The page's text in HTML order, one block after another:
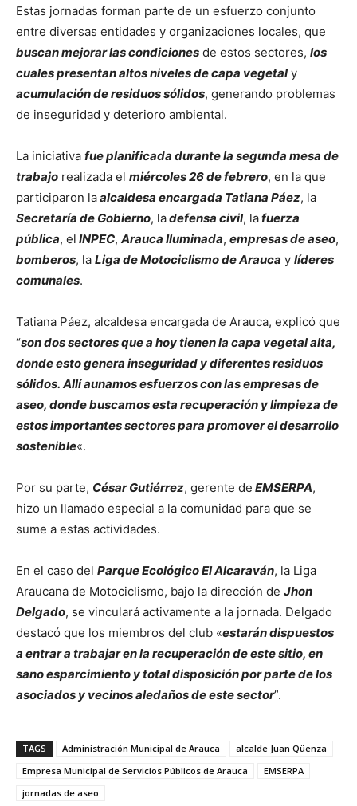
Estas jornadas forman parte de un esfuerzo conjunto
entre diversas entidades y organizaciones locales, que
buscan mejorar las condiciones de estos sectores, los
cuales presentan altos niveles de capa vegetaly
acumulación de residuos sólidos, generando problemas
de inseguridad y deterioro ambiental.
La iniciativa fue planificada durante la segunda mesa de
trabajo realizada el miércoles 26 de febrero, en la que
participaron laalcaldesa encargada Tatiana Páez, la
Secretaría de Gobierno, ladefensa civil, lafuerza
pública, el INPEC, Arauca Iluminada, empresas de aseo,
bomberos, la Liga de Motociclismo de Arauca y líderes
comunales.
Tatiana Páez, alcaldesa encargada de Arauca, explicó que
“son dos sectores que a hoy tienen la capa vegetal alta,
donde esto genera inseguridad y diferentes residuos
sólidos. Allí aunamos esfuerzos con las empresas de
aseo, donde buscamos esta recuperación y limpieza de
estos importantes sectores para promover el desarrollo
sostenible«.
Por su parte, César Gutiérrez, gerente de EMSERPA,
hizo un llamado especial a la comunidad para que se
sume a estas actividades.
En el caso del Parque Ecológico El Alcaraván, la Liga
Araucana de Motociclismo, bajo la dirección de Jhon
Delgado, se vinculará activamente a la jornada. Delgado
destacó que los miembros del club «estarán dispuestos
a entrar a trabajar en la recuperación de este sitio, en
sano esparcimiento y total disposición por parte de los
asociados y vecinos aledaños de este sector”.
TAGS Administración Municipal de Arauca
alcalde Juan Qüenza
Empresa Municipal de Servicios Públicos de Arauca
EMSERPA
jornadas de aseo